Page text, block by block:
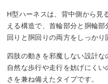
H型ハーネスは、背中側から見
える構造で、首輪部分と胴輪
回りと胴回りの両方をしっかり
四肢の動きを邪魔しない設計
自然な歩行や走行を妨げにく
さを兼ね備えたタイプです。